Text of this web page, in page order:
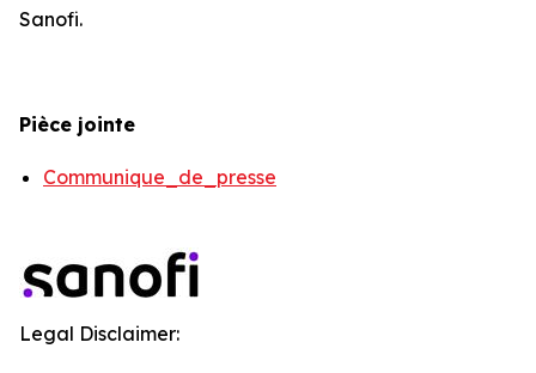
Sanofi.
Pièce jointe
Communique_de_presse
Legal Disclaimer: